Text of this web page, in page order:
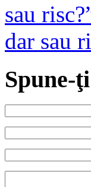
dar sau
Spune-